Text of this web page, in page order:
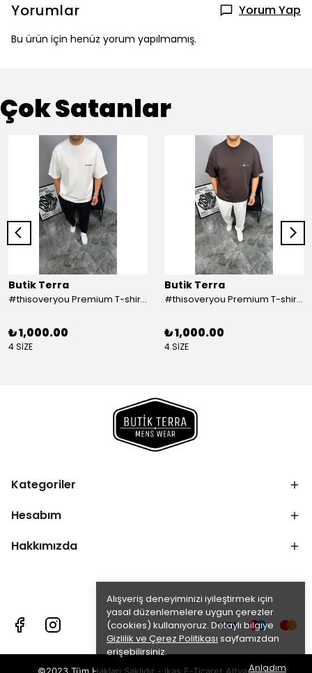
Alışveriş deneyiminizi iyileştirmek için
yasal düzenlemelere uygun çerezler
(cookies) kullanıyoruz. Detaylı bilgiye
Gizlilik ve Çerez Politikası sayfamızdan
erişebilirsiniz.
Anladım
Yorumlar Yorum Yap
Bu ürün için henüz yorum yapılmamış.
Çok Satanlar
Butik Terra
#thisoveryou Premium T-shirt Beyaz
₺ 1,000.00
4 SİZE
Butik Terra
#thisoveryou Premium T-shirt Kahve
₺ 1,000.00
4 SİZE
Kategoriler
Hesabım
Hakkımızda